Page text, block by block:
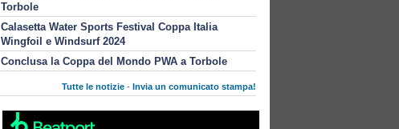
Torbole
Calasetta Water Sports Festival Coppa Italia
Wingfoil e Windsurf 2024
Conclusa la Coppa del Mondo PWA a Torbole
Tutte le notizie -Invia un comunicato stampa!